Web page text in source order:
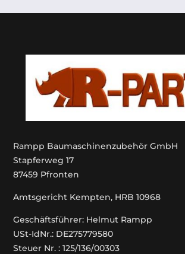
Rampp Baumaschinenzubehör GmbH
Stapferweg 17
87459 Pfronten
Amtsgericht Kempten, HRB 10968
Geschäftsführer: Helmut Rampp
USt-IdNr.: DE275779580
Steuer Nr. : 125/136/00303